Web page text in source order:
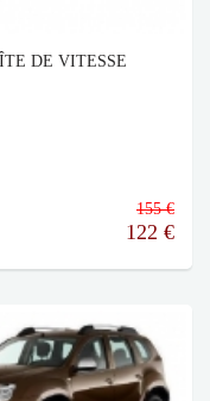
DE VITESSE
155 €
122 €